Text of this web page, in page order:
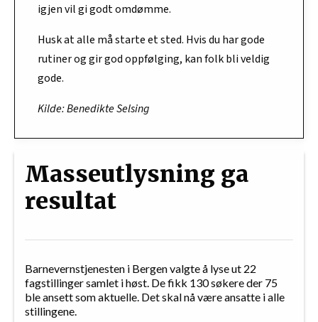
igjen vil gi godt omdømme.
Husk at alle må starte et sted. Hvis du har gode
rutiner og gir god oppfølging, kan folk bli veldig
gode.
Kilde: Benedikte Selsing
Masseutlysning ga
resultat
Barnevernstjenesten i Bergen valgte å lyse ut 22
fagstillinger samlet i høst. De fikk 130 søkere der 75
ble ansett som aktuelle. Det skal nå være ansatte i alle
stillingene.